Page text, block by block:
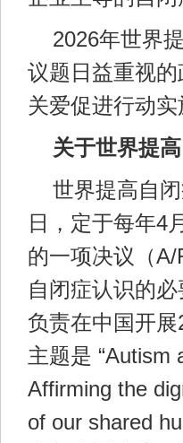
2026年世界
议题日益重视
关爱促进行动
关于世界提
世界提高自
日，定于每年4
的一项决议（
自闭症认识的
负责在中国开
主题是
Affirming the
of our shared